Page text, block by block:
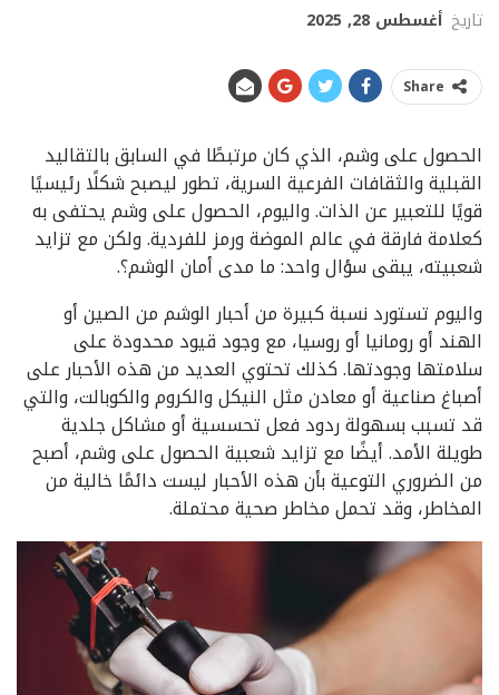
تاريخ أغسطس 28, 2025
Share
الحصول على وشم، الذي كان مرتبطًا في السابق بالتقاليد
القبلية والثقافات الفرعية السرية، تطور ليصبح شكلًا رئيسيًا
قويًا للتعبير عن الذات. واليوم، الحصول على وشم يحتفى به
كعلامة فارقة في عالم الموضة ورمز للفردية. ولكن مع تزايد
شعبيته، يبقى سؤال واحد: ما مدى أمان الوشم؟.
واليوم تستورد نسبة كبيرة من أحبار الوشم من الصين أو
الهند أو رومانيا أو روسيا، مع وجود قيود محدودة على
سلامتها وجودتها. كذلك تحتوي العديد من هذه الأحبار على
أصباغ صناعية أو معادن مثل النيكل والكروم والكوبالت، والتي
قد تسبب بسهولة ردود فعل تحسسية أو مشاكل جلدية
طويلة الأمد. أيضًا مع تزايد شعبية الحصول على وشم، أصبح
من الضروري التوعية بأن هذه الأحبار ليست دائمًا خالية من
المخاطر، وقد تحمل مخاطر صحية محتملة.